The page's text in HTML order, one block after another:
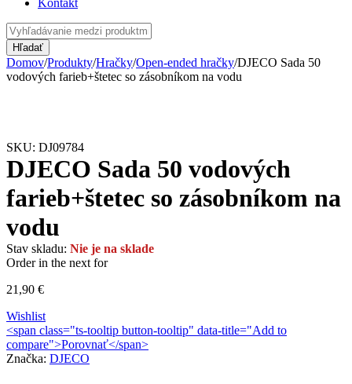
Kontakt
Domov/Produkty/Hračky/Open-ended hračky/DJECO Sada 50
vodových farieb+štetec so zásobníkom na vodu
SKU: DJ09784
DJECO Sada 50 vodových
farieb+štetec so zásobníkom na
vodu
Stav skladu: Nie je na sklade
Order in the next for
21,90 €
Wishlist
<span class="ts-tooltip button-tooltip" data-title="Add to
compare">Porovnať</span>
Značka: DJECO